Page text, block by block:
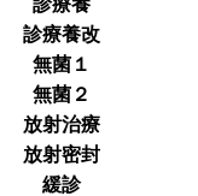
診療養改
無菌１
無菌２
放射治療
放射密封
緩診